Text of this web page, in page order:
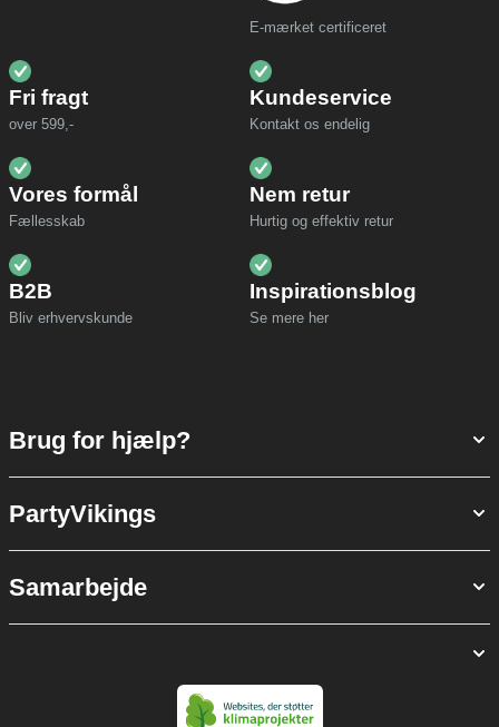
E-mærket certificeret
Fri fragt
over 599,-
Kundeservice
Kontakt os endelig
Vores formål
Fællesskab
Nem retur
Hurtig og effektiv retur
B2B
Bliv erhvervskunde
Inspirationsblog
Se mere her
Brug for hjælp?
PartyVikings
Samarbejde